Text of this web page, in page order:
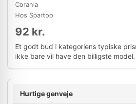
Corania
Hos Spartoo
92 kr.
Et godt bud i kategoriens typiske
ikke bare vil have den billigste model.
Hurtige genveje